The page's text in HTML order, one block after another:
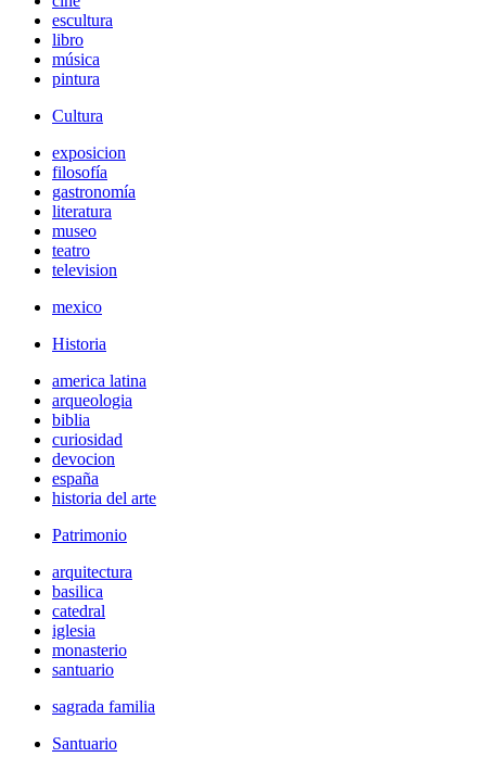
escultura
libro
música
pintura
Cultura
exposicion
filosofía
gastronomía
literatura
museo
teatro
television
mexico
Historia
america latina
arqueologia
biblia
curiosidad
devocion
españa
historia del arte
Patrimonio
arquitectura
basilica
catedral
iglesia
monasterio
santuario
sagrada familia
Santuario